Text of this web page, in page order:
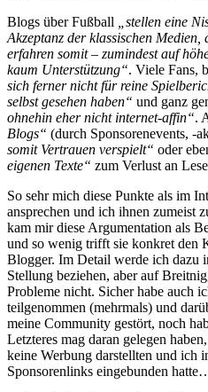
Blogs über Fußball
„stellen eine
Akzeptanz der klassischen Medien,
erfahren somit – zumindest auf
kaum Unterstützung“. Viele Fans,
sich ferner nicht für reine
selbst gesehen haben“ und ganz
ohnehin eher nicht internet-affin“.
Blogs“ (durch Sponsorenevents, -
somit Vertrauen verspielt“ oder
eigenen Texte“ zum Verlust an
So sehr mich diese Punkte als im
ansprechen und ich ihnen zumeist
kam mir diese Argumentation als
und so wenig trifft sie konkret den
Blogger. Im Detail werde ich dazu
Stellung beziehen, aber auf
Probleme nicht. Sicher habe auch
teilgenommen (mehrmals) und
meine Community gestört, noch
Letzteres mag daran gelegen
keine Werbung darstellten und ich
Sponsorenlinks eingebunden